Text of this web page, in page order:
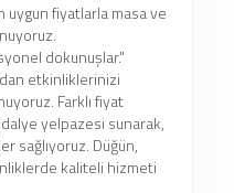
uygun fiyatlarla masa ve
dokunuşlar."
etkinliklerinizi
Farklı fiyat
yelpazesi sunarak,
sağlıyoruz. Düğün,
kaliteli hizmeti